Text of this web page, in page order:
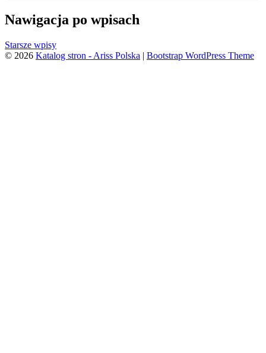
Nawigacja po wpisach
Starsze wpisy
© 2026 Katalog stron - Ariss Polska | Bootstrap WordPress Theme